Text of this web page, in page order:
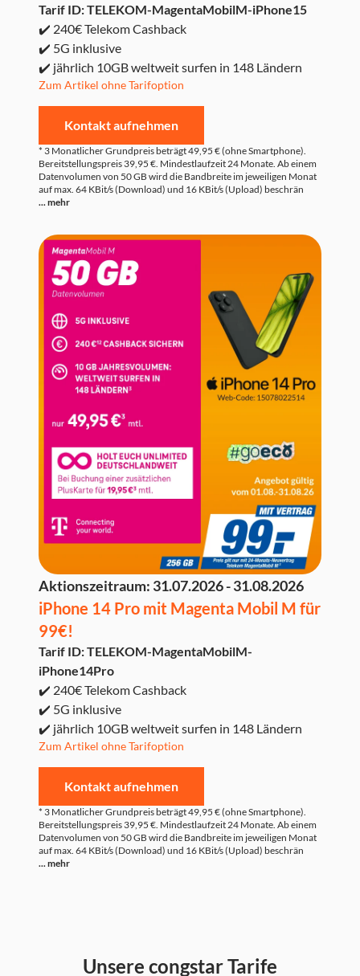
Tarif ID: TELEKOM-MagentaMobilM-iPhone15
✔️ 240€ Telekom Cashback
✔️ 5G inklusive
✔️ jährlich 10GB weltweit surfen in 148 Ländern
Zum Artikel ohne Tarifoption
Kontakt aufnehmen
* 3 Monatlicher Grundpreis beträgt 49,95 € (ohne Smartphone).
Bereitstellungspreis 39,95 €. Mindestlaufzeit 24 Monate. Ab einem
Datenvolumen von 50 GB wird die Bandbreite im jeweiligen Monat
auf max. 64 KBit/s (Download) und 16 KBit/s (Upload) beschrän
... mehr
Aktionszeitraum: 31.07.2026 - 31.08.2026
iPhone 14 Pro mit Magenta Mobil M für
99€!
Tarif ID: TELEKOM-MagentaMobilM-
iPhone14Pro
✔️ 240€ Telekom Cashback
✔️ 5G inklusive
✔️ jährlich 10GB weltweit surfen in 148 Ländern
Zum Artikel ohne Tarifoption
Kontakt aufnehmen
* 3 Monatlicher Grundpreis beträgt 49,95 € (ohne Smartphone).
Bereitstellungspreis 39,95 €. Mindestlaufzeit 24 Monate. Ab einem
Datenvolumen von 50 GB wird die Bandbreite im jeweiligen Monat
auf max. 64 KBit/s (Download) und 16 KBit/s (Upload) beschrän
... mehr
Unsere congstar Tarife